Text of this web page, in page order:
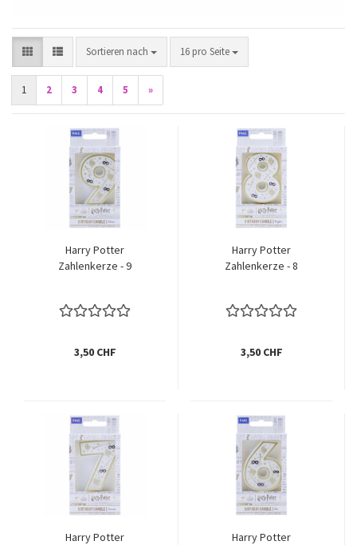
Sortieren nach
Sortieren nach 16 pro Seite
pro Seite
1 2 3 4 5 »
Harry Potter
Zahlenkerze - 9
3,50 CHF
Harry Potter
Zahlenkerze - 8
3,50 CHF
Harry Potter
Harry Potter